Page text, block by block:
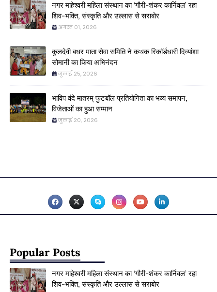
नगर माहेश्वरी महिला संस्थान का ‘गौरी-शंकर कार्निवल’ रहा
शिव-भक्ति, संस्कृति और उल्लास से सराबोर
अगस्त 01, 2026
कुलदेवी बधर माता सेवा समिति ने कथक रिकॉर्डधारी दिव्यांशा
सोमानी का किया अभिनंदन
जुलाई 25, 2026
भाविप वंदे मातरम् फुटबॉल प्रतियोगिता का भव्य समापन,
विजेताओं का हुआ सम्मान
जुलाई 20, 2026
Popular Posts
नगर माहेश्वरी महिला संस्थान का ‘गौरी-शंकर कार्निवल’ रहा
शिव-भक्ति, संस्कृति और उल्लास से सराबोर